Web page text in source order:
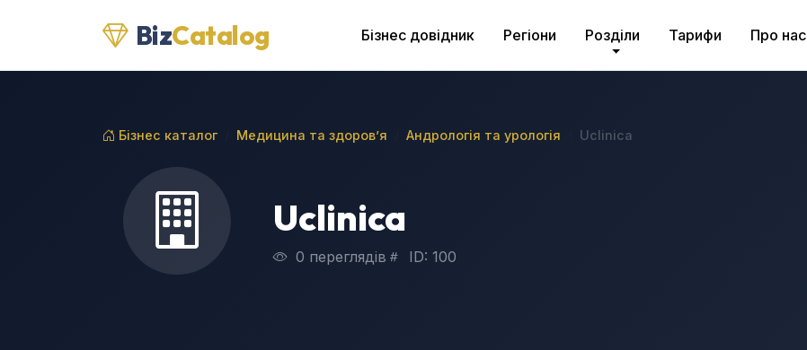
BizCatalog Бізнес довідник Регіони Розділи Тарифи Про нас
Бізнес каталог Медицина та здоров’я Андрологія та урологія Uclinica
Uclinica
0 переглядів ID: 100